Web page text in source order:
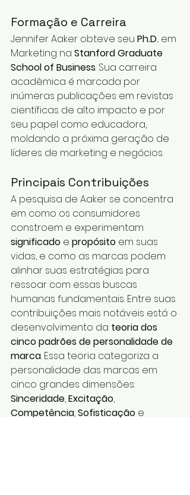
Formação e Carreira
Jennifer Aaker obteve seu Ph.D. em
Marketing na Stanford Graduate
School of Business. Sua carreira
acadêmica é marcada por
inúmeras publicações em revistas
científicas de alto impacto e por
seu papel como educadora,
moldando a próxima geração de
líderes de marketing e negócios.
Principais Contribuições
A pesquisa de Aaker se concentra
em como os consumidores
constroem e experimentam
significado e propósito em suas
vidas, e como as marcas podem
alinhar suas estratégias para
ressoar com essas buscas
humanas fundamentais. Entre suas
contribuições mais notáveis está o
desenvolvimento da teoria dos
cinco padrões de personalidade de
marca. Essa teoria categoriza a
personalidade das marcas em
cinco grandes dimensões:
Sinceridade, Excitação,
Competência, Sofisticação e